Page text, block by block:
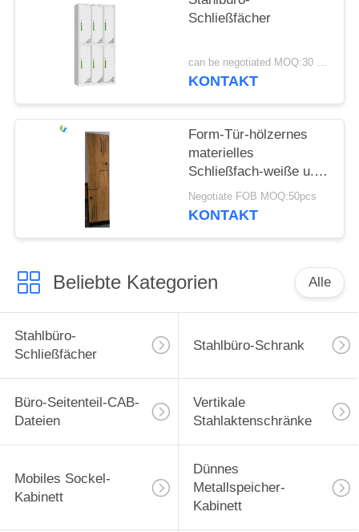
Schließfächer
can be negotiated MOQ:30 Stück
KONTAKT
Form-Tür-hölzernes
materielles
Schließfach-weiße u.
natürliche Eiche
Elegent neue Entwurfs-
Negotiate FOB MOQ:50pcs
KONTAKT
Beliebte Kategorien Alle
Stahlbüro-
Schließfächer
Stahlbüro-Schrank
Büro-Seitenteil-CAB-
Dateien
Vertikale
Stahlaktenschränke
Mobiles Sockel-
Kabinett
Dünnes
Metallspeicher-
Kabinett